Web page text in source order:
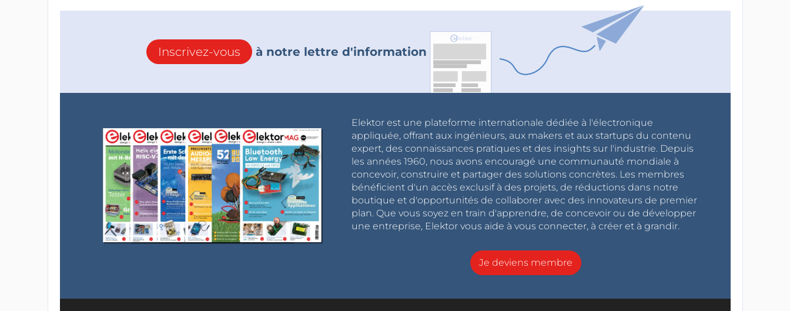
Inscrivez-vous à notre lettre d'information
Elektor est une plateforme internationale dédiée à l'électronique
appliquée, offrant aux ingénieurs, aux makers et aux startups du contenu
expert, des connaissances pratiques et des insights sur l'industrie. Depuis
les années 1960, nous avons encouragé une communauté mondiale à
concevoir, construire et partager des solutions concrètes. Les membres
bénéficient d'un accès exclusif à des projets, de réductions dans notre
boutique et d'opportunités de collaborer avec des innovateurs de premier
plan. Que vous soyez en train d'apprendre, de concevoir ou de développer
une entreprise, Elektor vous aide à vous connecter, à créer et à grandir.
Je deviens membre